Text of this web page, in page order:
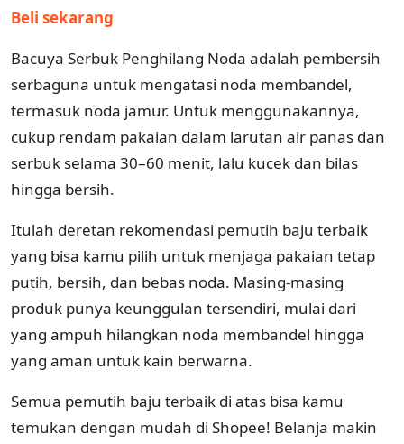
Beli sekarang
Bacuya Serbuk Penghilang Noda adalah pembersih
serbaguna untuk mengatasi noda membandel,
termasuk noda jamur. Untuk menggunakannya,
cukup rendam pakaian dalam larutan air panas dan
serbuk selama 30–60 menit, lalu kucek dan bilas
hingga bersih.
Itulah deretan rekomendasi pemutih baju terbaik
yang bisa kamu pilih untuk menjaga pakaian tetap
putih, bersih, dan bebas noda. Masing-masing
produk punya keunggulan tersendiri, mulai dari
yang ampuh hilangkan noda membandel hingga
yang aman untuk kain berwarna.
Semua pemutih baju terbaik di atas bisa kamu
temukan dengan mudah di Shopee! Belanja makin